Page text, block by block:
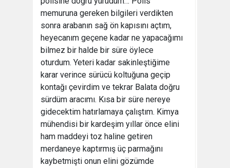
memuruna gereken bilgileri verdikten
sonra arabanın sağ ön kapısını açtım,
heyecanım geçene kadar ne yapacağımı
bilmez bir halde bir süre öylece
oturdum. Yeteri kadar sakinleştiğime
karar verince sürücü koltuğuna geçip
kontağı çevirdim ve tekrar Balata doğru
sürdüm aracımı. Kısa bir süre nereye
gidecektim hatırlamaya çalıştım. Kimya
mühendisi bir kardeşim yıllar önce elini
ham maddeyi toz haline getiren
merdaneye kaptırmış üç parmağını
kaybetmişti onun elini gözümde